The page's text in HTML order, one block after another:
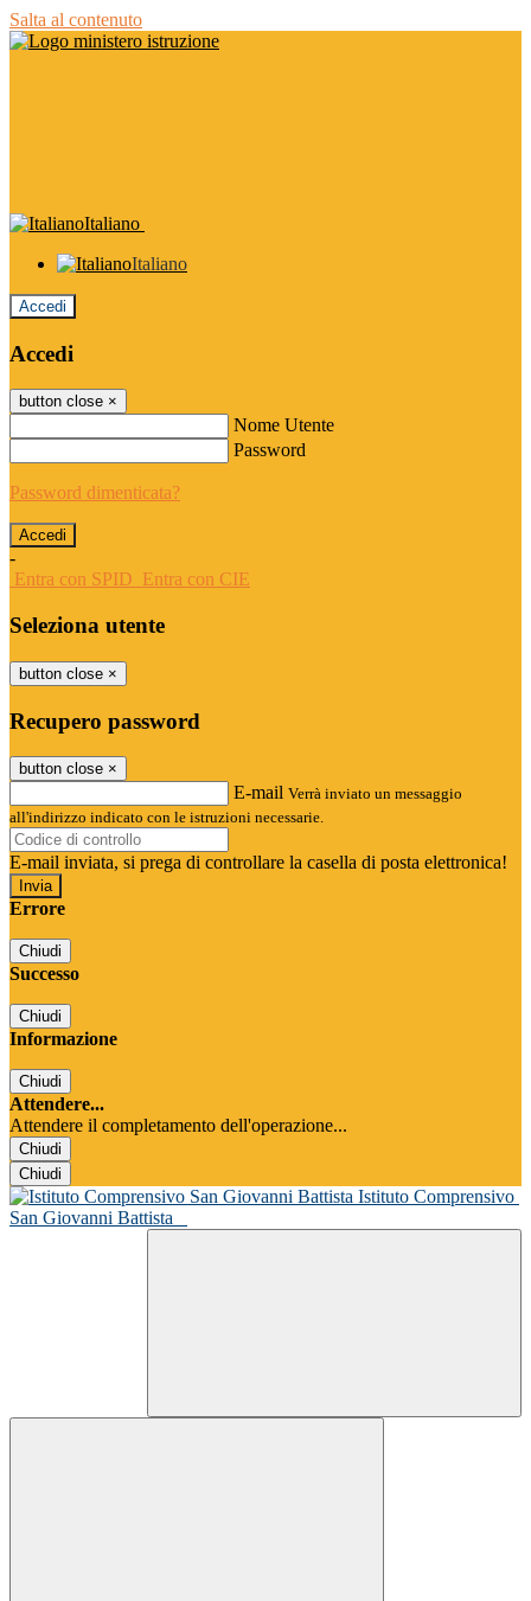
Salta al contenuto
Italiano
Italiano
Accedi
Accedi
button close ×
Nome Utente
Password
Password dimenticata?
-
Entra con SPID Entra con CIE
Seleziona utente
button close ×
Recupero password
button close ×
E-mail Verrà inviato un messaggio
all'indirizzo indicato con le istruzioni necessarie.
E-mail inviata, si prega di controllare la casella di posta elettronica!
Errore
Chiudi
Successo
Chiudi
Informazione
Chiudi
Attendere...
Attendere il completamento dell'operazione...
Chiudi
Chiudi
Istituto Comprensivo
San Giovanni Battista